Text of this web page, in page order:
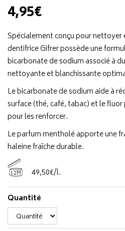
4,95€
Spécialement conçu pour nettoyer
dentifrice Gifrer possède une
bicarbonate de sodium associé à
nettoyante et blanchissante
Le bicarbonate de sodium aide à
surface (thé, café, tabac) et le
pour les renforcer.
Le parfum mentholé apporte une
haleine fraîche durable.
12M 49,50€/l.
Quantité